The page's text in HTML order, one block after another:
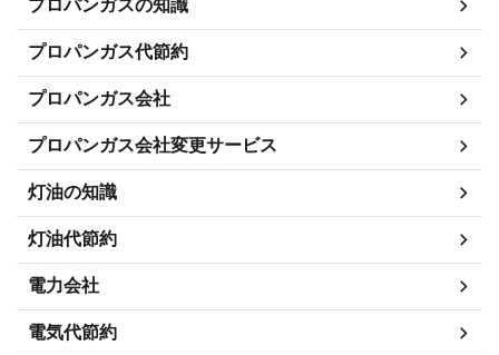
プロパンガスの知識
プロパンガス代節約
プロパンガス会社
プロパンガス会社変更サービス
灯油の知識
灯油代節約
電力会社
電気代節約